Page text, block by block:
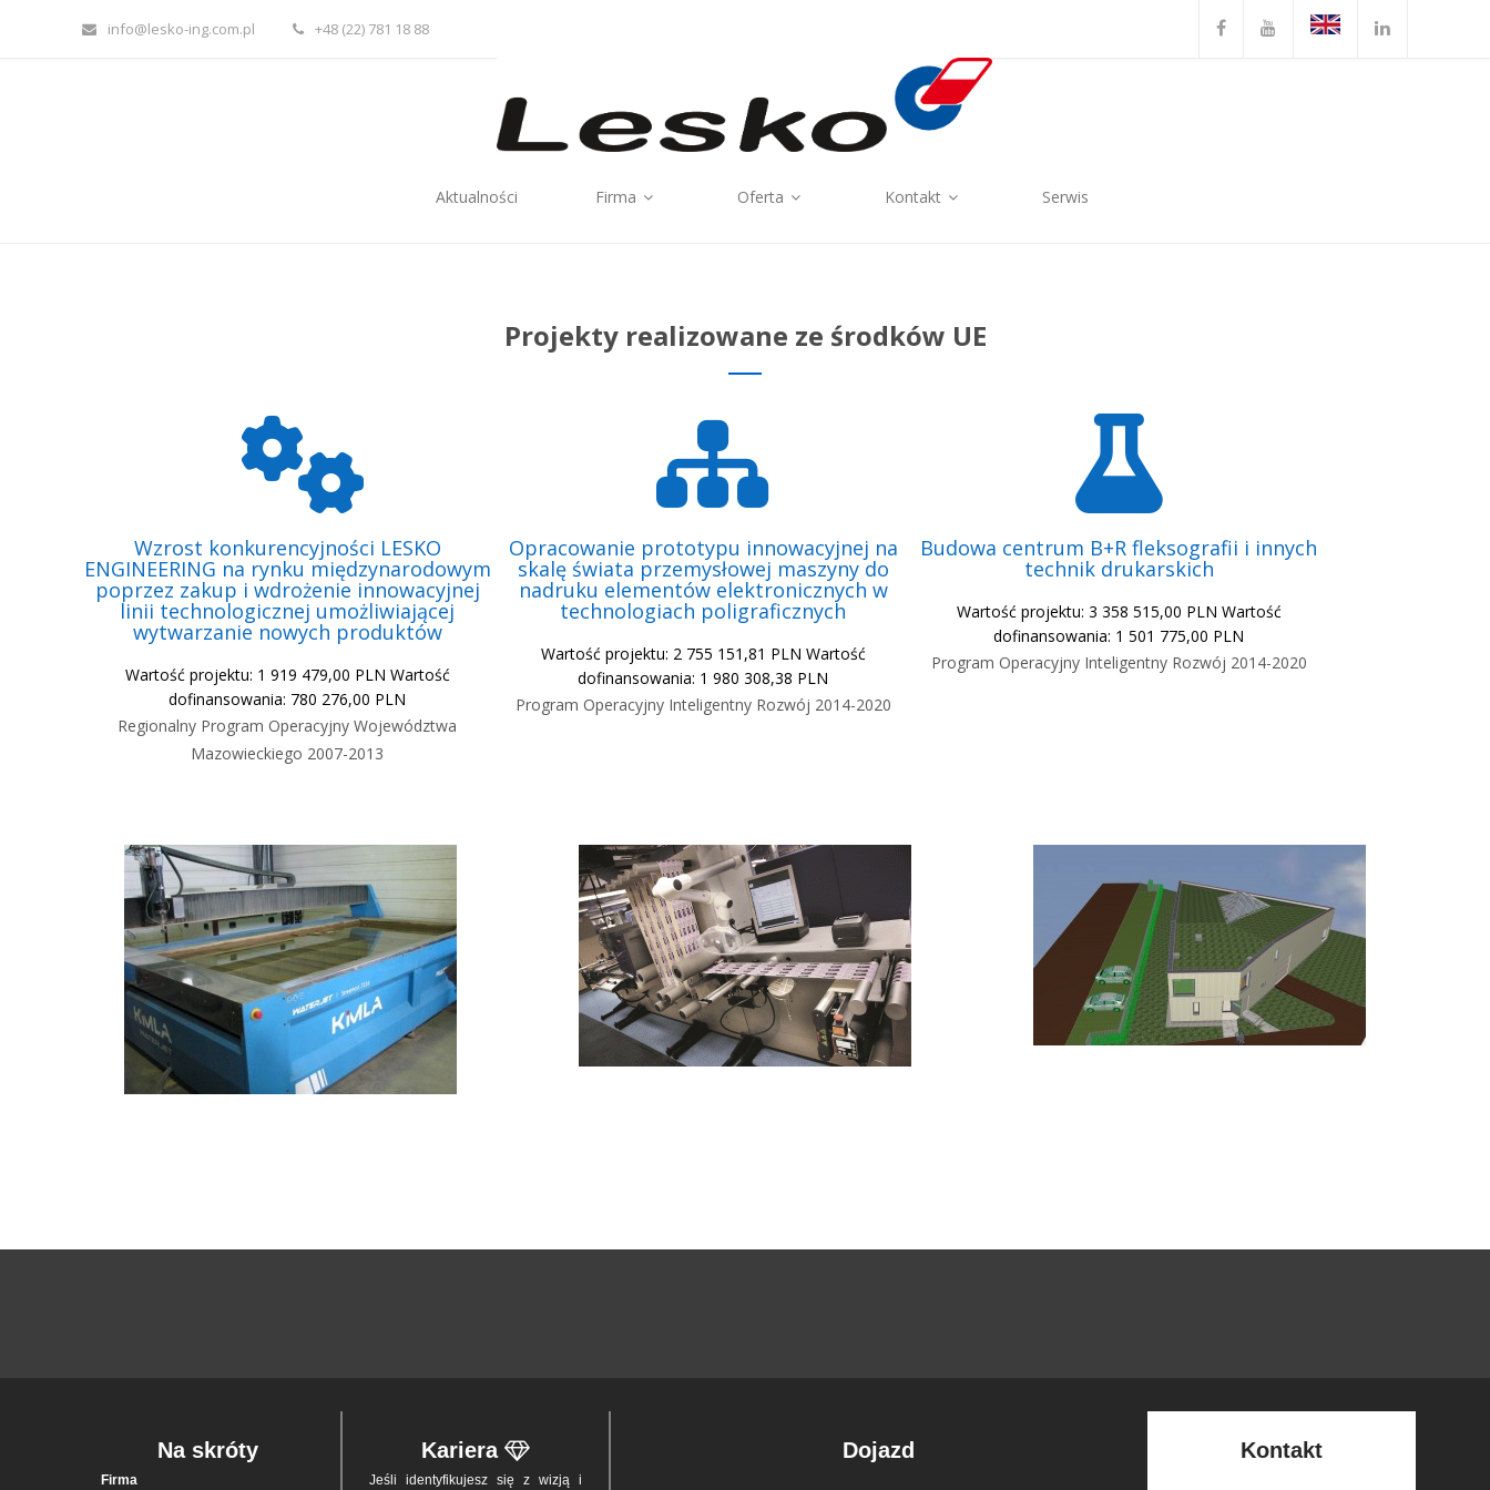
info@lesko-ing.com.pl +48 (22) 781 18 88
Aktualności Firma Oferta Kontakt Serwis
Projekty realizowane ze środków UE
Wzrost konkurencyjności LESKO
ENGINEERING na rynku międzynarodowym
poprzez zakup i wdrożenie innowacyjnej
linii technologicznej umożliwiającej
wytwarzanie nowych produktów
Wartość projektu: 1 919 479,00 PLN Wartość
dofinansowania: 780 276,00 PLN
Regionalny Program Operacyjny Województwa
Mazowieckiego 2007-2013
Opracowanie prototypu innowacyjnej na
skalę świata przemysłowej maszyny do
nadruku elementów elektronicznych w
technologiach poligraficznych
Wartość projektu: 2 755 151,81 PLN Wartość
dofinansowania: 1 980 308,38 PLN
Program Operacyjny Inteligentny Rozwój 2014-2020
Budowa centrum B+R fleksografii i innych
technik drukarskich
Wartość projektu: 3 358 515,00 PLN Wartość
dofinansowania: 1 501 775,00 PLN
Program Operacyjny Inteligentny Rozwój 2014-2020
Na skróty
Firma
Kariera
Jeśli iden­tyfi­ku­jesz się z wizją i
Dojazd Kontakt